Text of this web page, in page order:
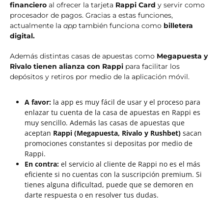
financiero al ofrecer la tarjeta Rappi Card y servir como
procesador de pagos. Gracias a estas funciones,
actualmente la app también funciona como billetera
digital.
Además distintas casas de apuestas como Megapuesta y
Rivalo tienen alianza con Rappi para facilitar los
depósitos y retiros por medio de la aplicación móvil.
A favor: la app es muy fácil de usar y el proceso para
enlazar tu cuenta de la casa de apuestas en Rappi es
muy sencillo. Además las casas de apuestas que
aceptan Rappi (Megapuesta, Rivalo y Rushbet) sacan
promociones constantes si depositas por medio de
Rappi.
En contra: el servicio al cliente de Rappi no es el más
eficiente si no cuentas con la suscripción premium. Si
tienes alguna dificultad, puede que se demoren en
darte respuesta o en resolver tus dudas.